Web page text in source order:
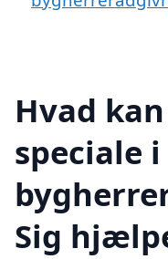
Hvad
speciale i
Sig